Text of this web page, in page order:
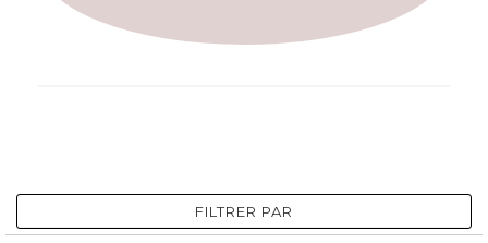
FILTRER PAR